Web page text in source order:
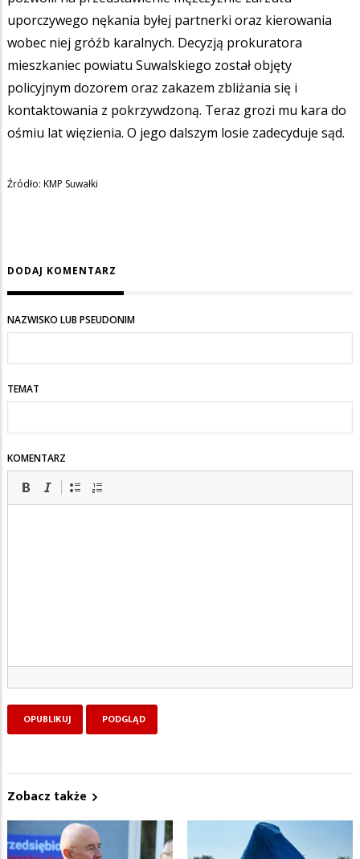
uporczywego nękania byłej partnerki oraz kierowania
wobec niej gróźb karalnych. Decyzją prokuratora
mieszkaniec powiatu Suwalskiego został objęty
policyjnym dozorem oraz zakazem zbliżania się i
kontaktowania z pokrzywdzoną. Teraz grozi mu kara do
ośmiu lat więzienia. O jego dalszym losie zadecyduje sąd.
Źródło: KMP Suwałki
DODAJ KOMENTARZ
NAZWISKO LUB PSEUDONIM
TEMAT
KOMENTARZ
Zobacz także